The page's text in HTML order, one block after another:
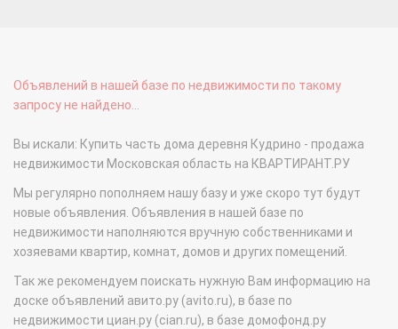
Объявлений в нашей базе по недвижимости по такому
запросу не найдено...
Вы искали: Купить часть дома деревня Кудрино - продажа
недвижимости Московская область на КВАРТИРАНТ.РУ
Мы регулярно пополняем нашу базу и уже скоро тут будут
новые объявления. Объявления в нашей базе по
недвижимости наполняются вручную собственниками и
хозяевами квартир, комнат, домов и других помещений.
Так же рекомендуем поискать нужную Вам информацию на
доске объявлений авито.ру (avito.ru), в базе по
недвижимости циан.ру (cian.ru), в базе домофонд.ру